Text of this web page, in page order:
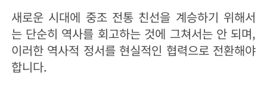
새로운 시대에 중조 전통 친선을 계승하기 위해서
는 단순히 역사를 회고하는 것에 그쳐서는 안 되며,
이러한 역사적 정서를 현실적인 협력으로 전환해야
합니다.